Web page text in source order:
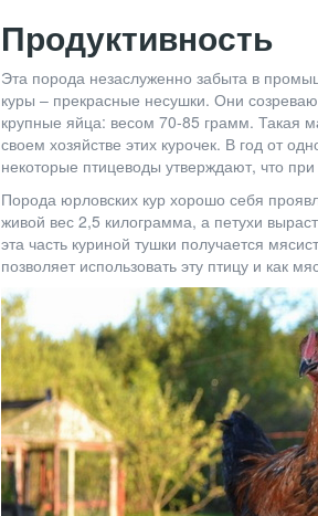
Продуктивность
Эта порода незаслуженно забыта в
куры – прекрасные несушки. Они
крупные яйца: весом 70-85 грамм. Такая
своем хозяйстве этих курочек. В год от
некоторые птицеводы утверждают, что
Порода юрловских кур хорошо себя
живой вес 2,5 килограмма, а петухи
эта часть куриной тушки получается
позволяет использовать эту птицу и как